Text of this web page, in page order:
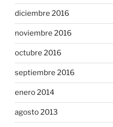
diciembre 2016
noviembre 2016
octubre 2016
septiembre 2016
enero 2014
agosto 2013